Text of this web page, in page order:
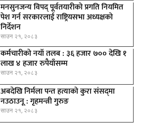
मनसुनजन्य विपद् पूर्वतयारीको प्रगति नियमित
पेश गर्न सरकारलाई राष्ट्रियसभा अध्यक्षको
निर्देशन
साउन २१, २०८३
कर्मचारीकाे नयाँ तलब : ३६ हजार ७०० देखि १
लाख ४ हजार रुपैयाँसम्म
साउन २१, २०८३
अबदेखि निर्मला पन्त हत्याको कुरा संसद्‍मा
नउठाउनू : गृहमन्त्री गुरुङ
साउन २१, २०८३